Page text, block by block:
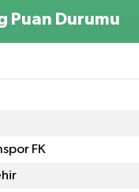
Puan Durumu
FK